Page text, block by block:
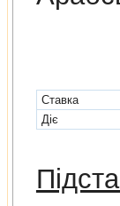
Cтавка
Діє